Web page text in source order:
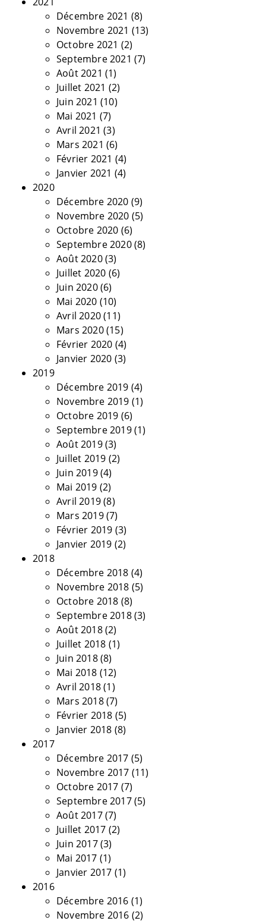
Décembre 2021 (8)
Novembre 2021 (13)
Octobre 2021 (2)
Septembre 2021 (7)
Août 2021 (1)
Juillet 2021 (2)
Juin 2021 (10)
Mai 2021 (7)
Avril 2021 (3)
Mars 2021 (6)
Février 2021 (4)
Janvier 2021 (4)
2020
Décembre 2020 (9)
Novembre 2020 (5)
Octobre 2020 (6)
Septembre 2020(8)
Août 2020(3)
Juillet 2020 (6)
Juin 2020(6)
Mai 2020 (10)
Avril 2020(11)
Mars 2020(15)
Février 2020 (4)
Janvier 2020 (3)
2019
Décembre 2019 (4)
Novembre 2019 (1)
Octobre 2019 (6)
Septembre 2019(1)
Août 2019(3)
Juillet 2019 (2)
Juin 2019(4)
Mai 2019 (2)
Avril 2019(8)
Mars 2019(7)
Février 2019 (3)
Janvier 2019 (2)
2018
Décembre 2018 (4)
Novembre 2018 (5)
Octobre 2018 (8)
Septembre 2018(3)
Août 2018(2)
Juillet 2018 (1)
Juin 2018(8)
Mai 2018 (12)
Avril 2018(1)
Mars 2018(7)
Février 2018 (5)
Janvier 2018 (8)
2017
Décembre 2017 (5)
Novembre 2017 (11)
Octobre 2017 (7)
Septembre 2017(5)
Août 2017(7)
Juillet 2017 (2)
Juin 2017(3)
Mai 2017 (1)
Janvier 2017 (1)
2016
Décembre 2016 (1)
Novembre 2016 (2)